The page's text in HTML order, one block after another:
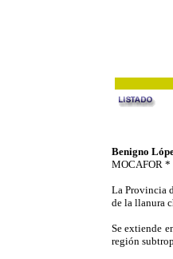
Benigno
MOCAFOR *
La Provincia
de la llanura
Se extiende
región